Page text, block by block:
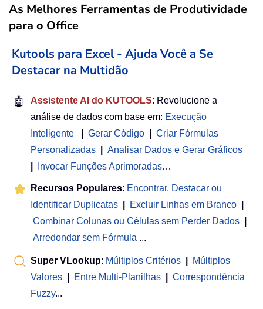
As Melhores Ferramentas de Produtividade
para o Office
Kutools para Excel - Ajuda Você a Se
Destacar na Multidão
🤖 Assistente AI do KUTOOLS: Revolucione a
análise de dados com base em: Execução
Inteligente
Gerar Código
Criar Fórmulas
Personalizadas
Analisar Dados e Gerar Gráficos
Invocar Funções Aprimoradas…
Recursos Populares: Encontrar, Destacar ou
Identificar Duplicatas
Excluir Linhas em Branco
Combinar Colunas ou Células sem Perder Dados
Arredondar sem Fórmula ...
Super VLookup: Múltiplos Critérios
Múltiplos
Valores
Entre Multi-Planilhas
Correspondência
Fuzzy...